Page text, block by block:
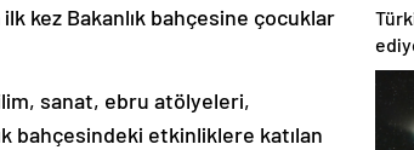
kez Bakanlık bahçesine çocuklar
sanat, ebru atölyeleri,
bahçesindeki etkinliklere katılan